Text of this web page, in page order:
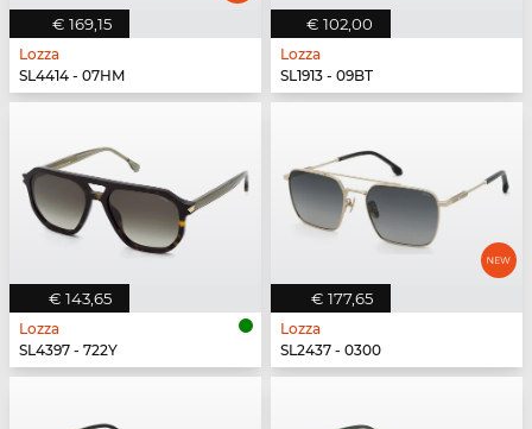
€ 169,15
Lozza
SL4414 - 07HM
€ 102,00
Lozza
SL1913 - 09BT
€ 143,65
Lozza
SL4397 - 722Y
€ 177,65
Lozza
SL2437 - 0300